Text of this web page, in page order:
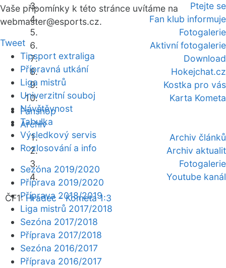
Ptejte se
Fan klub informuje
Fotogalerie
Aktivní fotogalerie
Download
Hokejchat.cz
Kostka pro vás
Karta Kometa
Fanshop
Archiv
Archiv článků
Archiv aktualit
Fotogalerie
Youtube kanál
ČF1:Hradec - Kometa 1:3
Vaše připomínky k této stránce uvítáme na
webmaster@esports.cz.
Tweet
Tipsport extraliga
Přípravná utkání
Liga mistrů
Univerzitní souboj
Návštěvnost
Tabulka
Výsledkový servis
Rozlosování a info
Sezóna 2019/2020
Příprava 2019/2020
Příprava 2018/2019
Liga mistrů 2017/2018
Sezóna 2017/2018
Příprava 2017/2018
Sezóna 2016/2017
Příprava 2016/2017